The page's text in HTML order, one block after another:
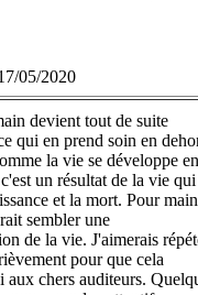
05/2020
devient tout de suite
qui en prend soin en
la vie se développe
un résultat de la vie
et la mort. Pour
sembler une
de la vie. J'aimerais
pour que cela
aux chers auditeurs.